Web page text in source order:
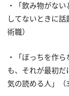
・「飲み物がな
してないときに
術職）
・「ぼっちを作
も、それが最初
気の読める人」（